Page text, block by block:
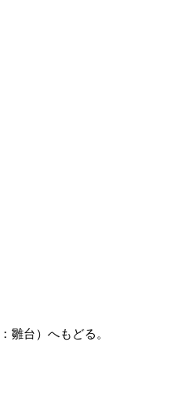
雛台）へもどる。